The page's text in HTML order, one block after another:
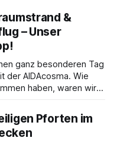
140 km von der
rund 1000 km vom
&
– Unser
ganz besonderen Tag
der AIDAcosma. Wie
haben, waren wir
& Madeira*“
Gran
Pforten im